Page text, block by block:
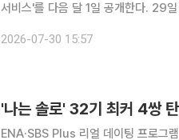
서비스'를 다음 달 1일 공개한다. 29일 넷플릭스 코리아 공식 X(엑스)에는 "'모태솔로 애프터 서비
터 서비스'는 넷플릭스 오리지널 연애
2026-07-30 15:57
'나는 솔로' 32기 최커 4쌍
ENA·SBS Plus 리얼 데이팅 프로그